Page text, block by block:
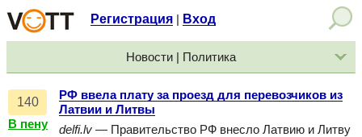
Регистрация Вход
Новости | Политика
140
В пену
РФ ввела плату за проезд для перевозчиков из
Латвии и Литвы
delfi.lv — Правительство РФ внесло Латвию и Литву